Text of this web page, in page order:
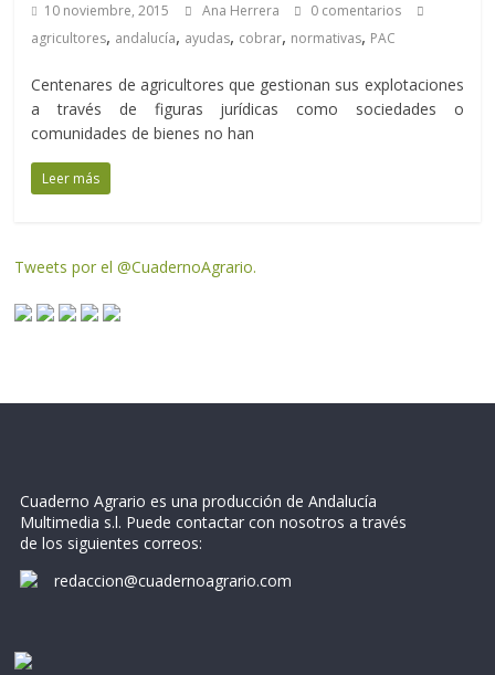
10 noviembre, 2015 Ana Herrera
0 comentarios
agricultores, andalucía, ayudas, cobrar, normativas, PAC
Centenares de agricultores que gestionan sus explotaciones
a través de figuras jurídicas como sociedades o
comunidades de bienes no han
Leer más
Tweets por el @CuadernoAgrario.
Cuaderno Agrario es una producción de Andalucía
Multimedia s.l. Puede contactar con nosotros a través
de los siguientes correos:
redaccion@cuadernoagrario.com